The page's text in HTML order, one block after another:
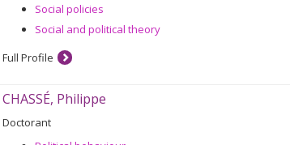
Social policies
Social and political theory
Full Profile
CHASSÉ, Philippe
Doctorant